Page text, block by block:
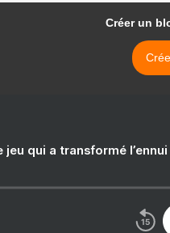
Créer un
jeu qui a transformé